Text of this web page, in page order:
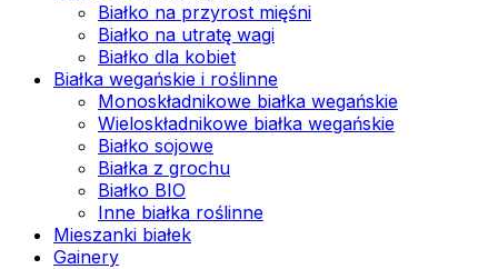
Białko na przyrost mięśni
Białko na utratę wagi
Białko dla kobiet
Białka wegańskie i roślinne
Monoskładnikowe białka wegańskie
Wieloskładnikowe białka wegańskie
Białko sojowe
Białka z grochu
Białko BIO
Inne białka roślinne
Mieszanki białek
Gainery